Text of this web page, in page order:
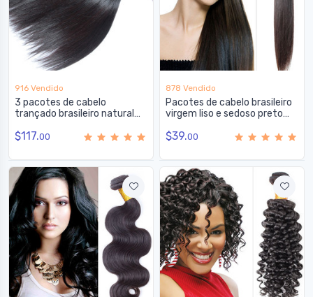
916 Vendido
3 pacotes de cabelo
trançado brasileiro natural
$117.00
878 Vendido
Pacotes de cabelo brasileiro
virgem liso e sedoso preto
$39.00